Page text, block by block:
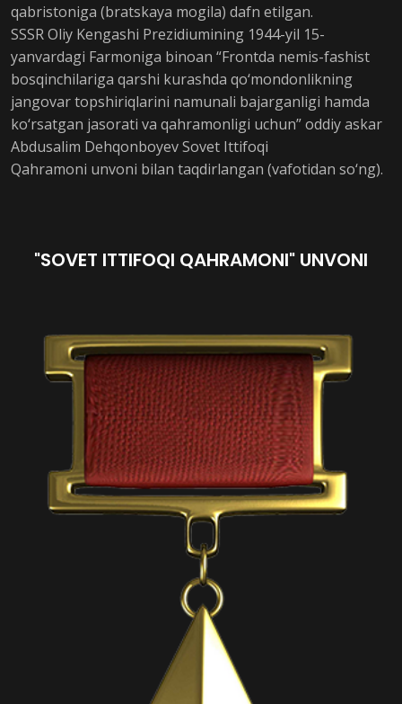
qabristoniga (bratskaya mogila) dafn etilgan.
SSSR Oliy Kengashi Prezidiumining 1944-yil 15-
yanvardagi Farmoniga binoan “Frontda nemis-fashist
bosqinchilariga qarshi kurashda qo‘mondonlikning
jangovar topshiriqlarini namunali bajarganligi hamda
ko‘rsatgan jasorati va qahramonligi uchun” oddiy askar
Abdusalim Dehqonboyev Sovet Ittifoqi
Qahramoni unvoni bilan taqdirlangan (vafotidan so‘ng).
"SOVET ITTIFOQI QAHRAMONI" UNVONI